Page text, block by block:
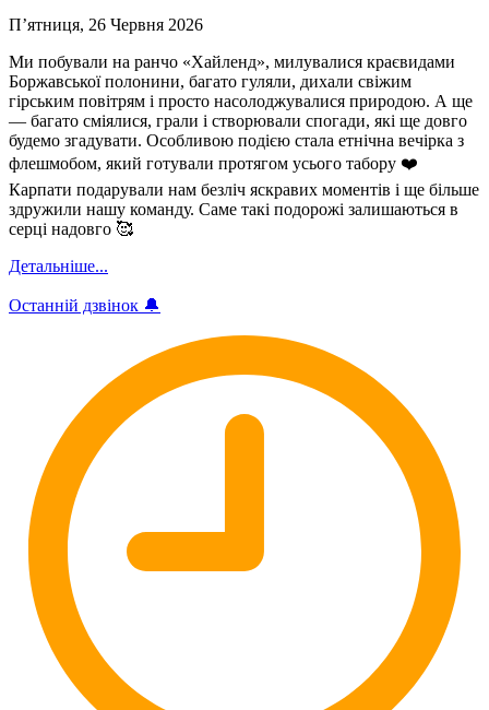
П’ятниця, 26 Червня 2026
Ми побували на ранчо «Хайленд», милувалися краєвидами
Боржавської полонини, багато гуляли, дихали свіжим
гірським повітрям і просто насолоджувалися природою. А ще
— багато сміялися, грали і створювали спогади, які ще довго
будемо згадувати. Особливою подією стала етнічна вечірка з
флешмобом, який готували протягом усього табору ❤️
Карпати подарували нам безліч яскравих моментів і ще більше
здружили нашу команду. Саме такі подорожі залишаються в
серці надовго 🥰
Детальніше...
Останній дзвінок 🔔